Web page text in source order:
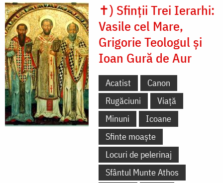
✝) Sfinții Trei Ierarhi:
Vasile cel Mare,
Grigorie Teologul și
Ioan Gură de Aur
Acatist
Canon
Rugăciuni
Viață
Minuni
Icoane
Sfinte moaște
Locuri de pelerinaj
Sfântul Munte Athos